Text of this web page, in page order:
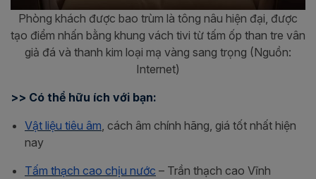
Phòng khách được bao trùm là tông nâu hiện đại, được
tạo điểm nhấn bằng khung vách tivi từ tấm ốp than tre vân
giả đá và thanh kim loại mạ vàng sang trọng (Nguồn:
Internet)
>> Có thể hữu ích với bạn:
Vật liệu tiêu âm , cách âm chính hãng, giá tốt nhất hiện
nay
Tấm thạch cao chịu nước – Trần thạch cao Vĩnh